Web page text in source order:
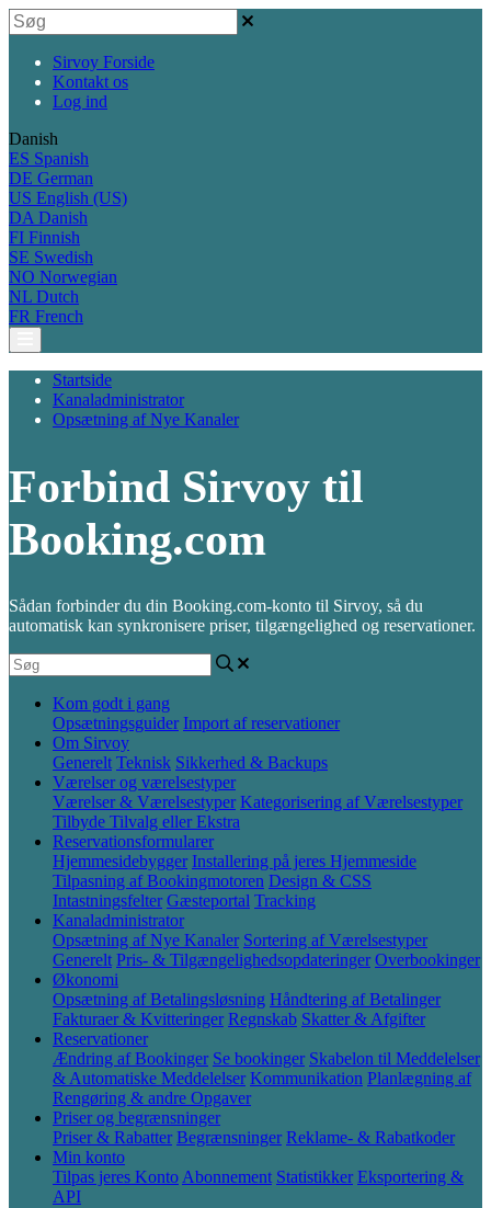
Sirvoy Forside
Kontakt os
Log ind
Danish
ES Spanish
DE German
US English (US)
DA Danish
FI Finnish
SE Swedish
NO Norwegian
NL Dutch
FR French
Startside
Kanaladministrator
Opsætning af Nye Kanaler
Forbind Sirvoy til
Booking.com
Sådan forbinder du din Booking.com-konto til Sirvoy, så du
automatisk kan synkronisere priser, tilgængelighed og reservationer.
Kom godt i gang
Opsætningsguider Import af reservationer
Om Sirvoy
Generelt Teknisk Sikkerhed & Backups
Værelser og værelsestyper
Værelser & Værelsestyper Kategorisering af Værelsestyper
Tilbyde Tilvalg eller Ekstra
Reservationsformularer
Hjemmesidebygger Installering på jeres Hjemmeside
Tilpasning af Bookingmotoren Design & CSS
Intastningsfelter Gæsteportal Tracking
Kanaladministrator
Opsætning af Nye Kanaler Sortering af Værelsestyper
Generelt Pris- & Tilgængelighedsopdateringer Overbookinger
Økonomi
Opsætning af Betalingsløsning Håndtering af Betalinger
Fakturaer & Kvitteringer Regnskab Skatter & Afgifter
Reservationer
Ændring af Bookinger Se bookinger Skabelon til Meddelelser
& Automatiske Meddelelser Kommunikation Planlægning af
Rengøring & andre Opgaver
Priser og begrænsninger
Priser & Rabatter Begrænsninger Reklame- & Rabatkoder
Min konto
Tilpas jeres Konto Abonnement Statistikker Eksportering &
API